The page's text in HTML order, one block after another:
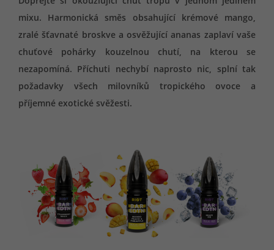
mixu. Harmonická směs obsahující krémové mango,
zralé šťavnaté broskve a osvěžující ananas zaplaví vaše
chuťové pohárky kouzelnou chutí, na kterou se
nezapomíná. Příchuti nechybí naprosto nic, splní tak
požadavky všech milovníků tropického ovoce a
příjemné exotické svěžesti.